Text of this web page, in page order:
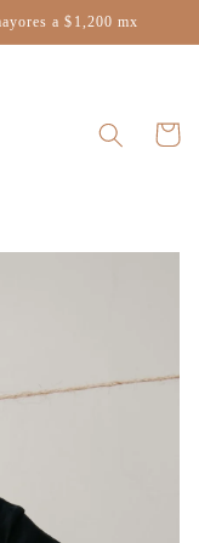
a $1,200 mx
Carrito